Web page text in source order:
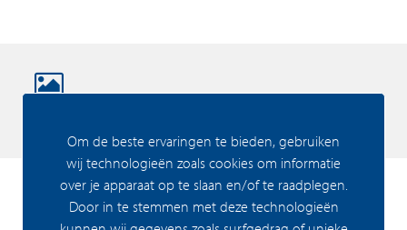
Dock een unieke uitstraling. Grootstedelijk
de toren is gereserveerd voor commerciële
appartementen. NDSM South Dock staat
en dankzij de bringme service in de lobby
maken het compleet. NDSM South Dock
Om de beste ervaringen te bieden, gebruiken
wij technologieën zoals cookies om informatie
over je apparaat op te slaan en/of te raadplegen.
Door in te stemmen met deze technologieën